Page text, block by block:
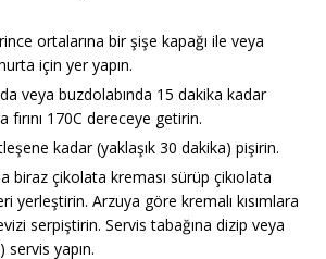
ortalarına bir şişe kapağı ile veya
için yer yapın.
veya buzdolabında 15 dakika kadar
170C dereceye getirin.
kadar (yaklaşık 30 dakika) pişirin.
biraz çikolata kreması sürüp çikıolata
yerleştirin. Arzuya göre kremalı kısımlara
serpiştirin. Servis tabağına dizip veya
yapın.